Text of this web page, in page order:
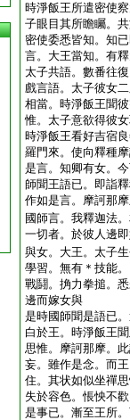
時淨飯王所遣密使
子眼目其所瞻矚。
密使委悉皆知。知
言。大王當知。有
太子共語。數番往
戲言語。太子彼女
相當。時淨飯王聞
惟。太子意欲得彼
時淨飯王看好吉宿
羅門來。使向釋種
是言。知卿有女。
師聞王語已。即詣
作如是言。摩訶那
國師言。我釋迦法
一切者。於彼人邊
與女。大王。太子
學習。無有＊技能
戰鬪。捔力拳搥。
邊而嫁女與
是時國師聞是語已
白於王。時淨飯王
思惟。摩訶那摩。
妄。雖作是念。而
住。其状如似坐禪
失於容色。悵怏不
是事已。漸至王所